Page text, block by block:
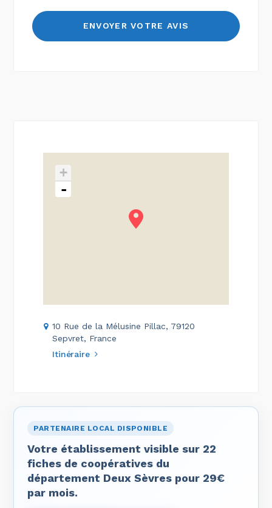
+
-
10 Rue de la Mélusine Pillac, 79120
Sepvret, France
Itinéraire
PARTENAIRE LOCAL DISPONIBLE
Votre établissement visible sur 22
fiches de coopératives du
département Deux Sèvres pour 29€
par mois.